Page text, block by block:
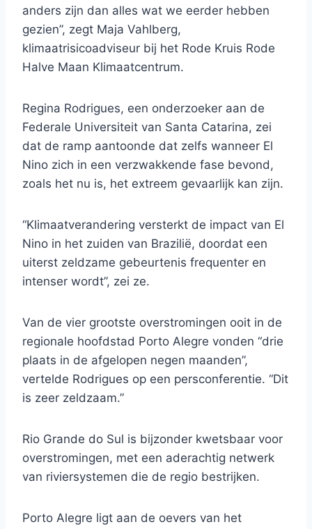
anders zijn dan alles wat we eerder hebben
gezien”, zegt Maja Vahlberg,
klimaatrisicoadviseur bij het Rode Kruis Rode
Halve Maan Klimaatcentrum.
Regina Rodrigues, een onderzoeker aan de
Federale Universiteit van Santa Catarina, zei
dat de ramp aantoonde dat zelfs wanneer El
Nino zich in een verzwakkende fase bevond,
zoals het nu is, het extreem gevaarlijk kan zijn.
“Klimaatverandering versterkt de impact van El
Nino in het zuiden van Brazilië, doordat een
uiterst zeldzame gebeurtenis frequenter en
intenser wordt”, zei ze.
Van de vier grootste overstromingen ooit in de
regionale hoofdstad Porto Alegre vonden “drie
plaats in de afgelopen negen maanden”,
vertelde Rodrigues op een persconferentie. “Dit
is zeer zeldzaam.”
Rio Grande do Sul is bijzonder kwetsbaar voor
overstromingen, met een aderachtig netwerk
van riviersystemen die de regio bestrijken.
Porto Alegre ligt aan de oevers van het